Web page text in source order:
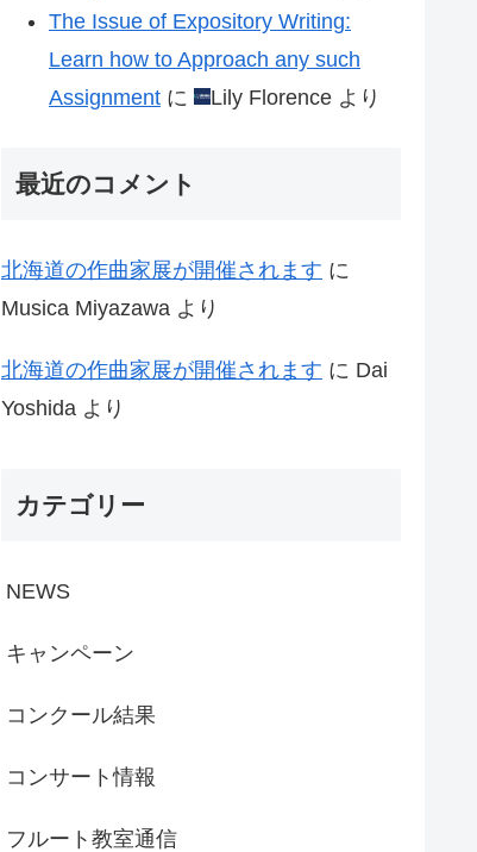
The Issue of Expository Writing:
Learn how to Approach any such
Assignment に Lily Florence より
最近のコメント
北海道の作曲家展が開催されます に
Musica Miyazawa より
北海道の作曲家展が開催されます に Dai
Yoshida より
カテゴリー
NEWS
キャンペーン
コンクール結果
コンサート情報
フルート教室通信